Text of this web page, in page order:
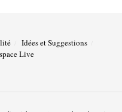
Idées et Suggestions
Live